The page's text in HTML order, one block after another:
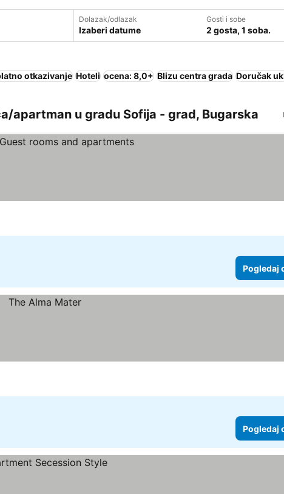
Dolazak/odlazak
Izaberi datume
Gosti i sobe
2 gosta, 1 soba.
otkazivanje Hoteli ocena: 8,0+ Blizu centra grada Doručak
apartman u gradu Sofija - grad, Bugarska
cene
Pogledaj
Pogledaj